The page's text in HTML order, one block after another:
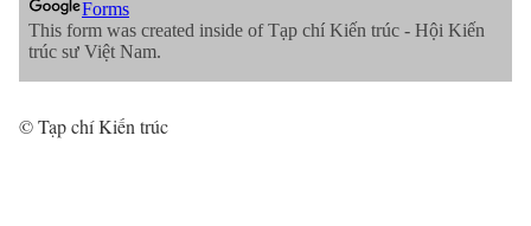
© Tạp chí Kiến trúc